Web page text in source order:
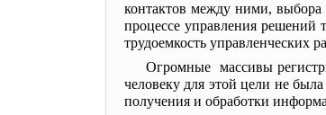
контактов между ними,
процессе управления решений
трудоемкость управленческих
Огромные массивы
человеку для этой цели не
получения и обработки